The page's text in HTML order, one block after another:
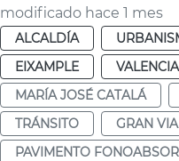
modificado hace 1 mes
ALCALDÍA
EIXAMPLE
VALENCIA
MARÍA JOSÉ CATALÁ
TRÁNSITO
GRAN
PAVIMENTO